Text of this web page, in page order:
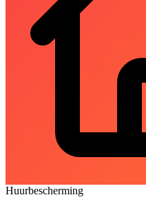
Huurbescherming